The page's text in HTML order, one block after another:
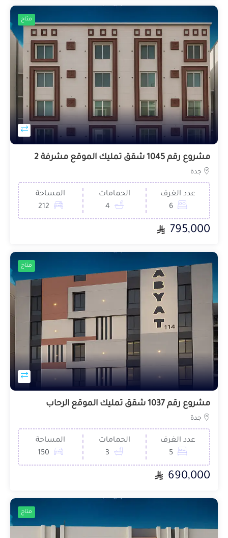
متاح
مشروع رقم 1045 شقق تمليك الموقع مشرفة 2
جدة
عدد الغرف
6
الحمامات
4
المساحة
212
795,000
متاح
مشروع رقم 1037 شقق تمليك الموقع الرحاب
جدة
عدد الغرف
5
الحمامات
3
المساحة
150
690,000
متاح